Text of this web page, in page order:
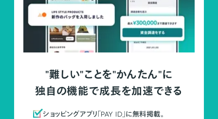
"難しい"ことを"かんたん"に
独自の機能で成長を加速できる
ショッピングアプリ「PAY ID」に無料掲載。